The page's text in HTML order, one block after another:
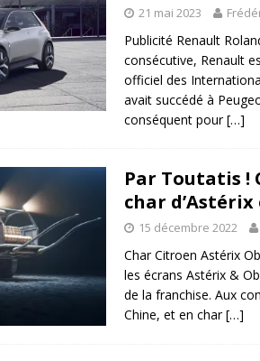
21 mai 2023
Publicité Renault
consécutive, Renault
officiel des
avait succédé à
conséquent pour[…]
Par Toutatis !
char
15 décembre 2022
Char Citroen Astérix
les écrans Astérix &
de la franchise. Aux
Chine, et en char[…]